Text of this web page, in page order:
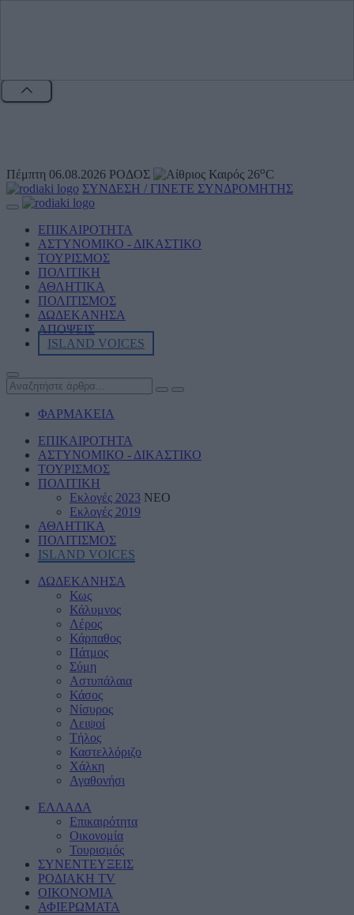
Πέμπτη 06.08.2026 ΡΟΔΟΣ 26oC
ΣΥΝΔΕΣΗ / ΓΙΝΕΤΕ ΣΥΝΔΡΟΜΗΤΗΣ
ΕΠΙΚΑΙΡΟΤΗΤΑ
ΑΣΤΥΝΟΜΙΚΟ - ΔΙΚΑΣΤΙΚΟ
ΤΟΥΡΙΣΜΟΣ
ΠΟΛΙΤΙΚΗ
ΑΘΛΗΤΙKA
ΠΟΛΙΤΙΣΜΟΣ
ΔΩΔΕΚΑΝΗΣΑ
ΑΠΟΨΕΙΣ
ISLAND VOICES
ΦΑΡΜΑΚΕΙΑ
ΕΠΙΚΑΙΡΟΤΗΤΑ
ΑΣΤΥΝΟΜΙΚΟ - ΔΙΚΑΣΤΙΚΟ
ΤΟΥΡΙΣΜΟΣ
ΠΟΛΙΤΙΚΗ
Εκλογές 2023 ΝΕΟ
Εκλογές 2019
ΑΘΛΗΤΙΚΑ
ΠΟΛΙΤΙΣΜΟΣ
ISLAND VOICES
ΔΩΔΕΚΑΝΗΣΑ
Κως
Κάλυμνος
Λέρος
Κάρπαθος
Πάτμος
Σύμη
Αστυπάλαια
Κάσος
Νίσυρος
Λειψοί
Τήλος
Καστελλόριζο
Χάλκη
Αγαθονήσι
ΕΛΛΑΔΑ
Eπικαιρότητα
Οικονομία
Τουρισμός
ΣΥΝΕΝΤΕΥΞΕΙΣ
ΡΟΔΙΑΚΗ TV
ΟΙΚΟΝΟΜΙΑ
ΑΦΙΕΡΩΜΑΤΑ